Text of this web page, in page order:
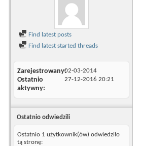
Find latest posts
Find latest started threads
Zarejestrowany02-03-2014
Ostatnio
aktywny
27-12-2016 20:21
Ostatnio odwiedzili
Ostatnio 1 użytkownik(ów) odwiedziło
tą stronę: